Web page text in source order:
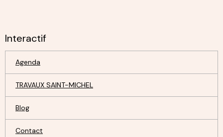
Interactif
Agenda
TRAVAUX SAINT-MICHEL
Blog
Contact